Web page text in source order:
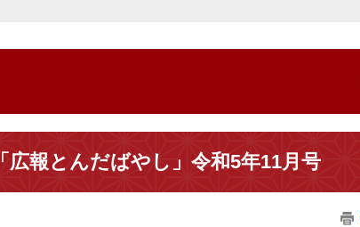
「広報とんだばやし」令和5年11月号